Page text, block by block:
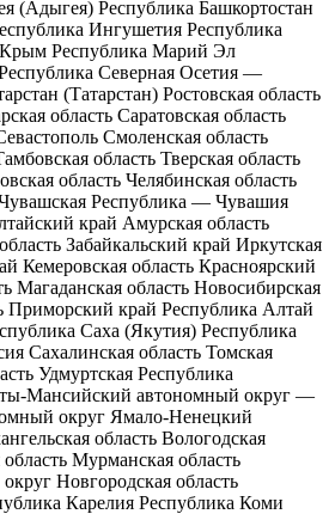
(Адыгея) Республика Башкортостан
Ингушетия Республика
Крым Республика Марий Эл
Северная Осетия —
(Татарстан) Ростовская область
область Саратовская область
Смоленская область
область Тверская область
область Челябинская область
Республика — Чувашия
край Амурская область
Забайкальский край Иркутская
Кемеровская область Красноярский
Магаданская область Новосибирская
Приморский край Республика Алтай
Саха (Якутия) Республика
Сахалинская область Томская
Удмуртская Республика
Мансийский автономный округ —
округ Ямало-Ненецкий
область Вологодская
Мурманская область
Новгородская область
Карелия Республика Коми